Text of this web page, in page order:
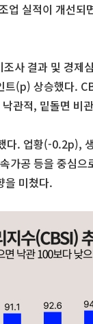
업 실적이 개선되
사 결과 및 경제
(p) 상승했다.
관적, 밑돌면 비
다. 업황(-0.2p),
가공 등을 중심
을 미쳤다.